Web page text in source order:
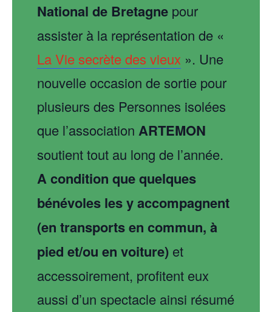
National de Bretagnepour
assister à la représentation de «
La Vie secrète des vieux ». Une
nouvelle occasion de sortie pour
plusieurs des Personnes isolées
que l’association ARTEMON
soutient tout au long de l’année.
A condition que quelques
bénévoles les y accompagnent
(en transports en commun, à
pied et/ou en voiture)et
accessoirement, profitent eux
aussi d’un spectacle ainsi résumé